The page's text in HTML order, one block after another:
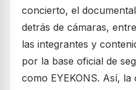
concierto, el
detrás de cámaras,
las integrantes y
por la base oficial de
como EYEKONS. Así,